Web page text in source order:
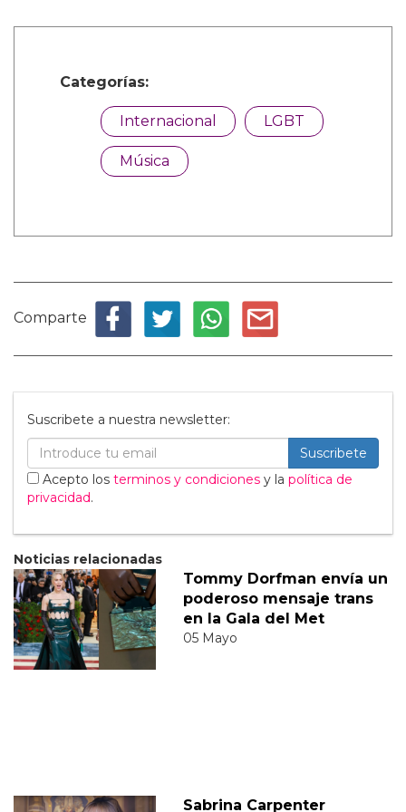
Categorías:
Internacional LGBT
Música
Comparte
Suscribete a nuestra newsletter:
Suscribete
Acepto los terminos y condiciones y la política de
privacidad.
Noticias relacionadas
Tommy Dorfman envía un
poderoso mensaje trans
en la Gala del Met
05 Mayo
Sabrina Carpenter